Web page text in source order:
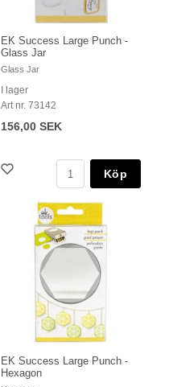
EK Success Large Punch -
Glass Jar
Glass Jar
I lager
Art nr. 73142
156,00 SEK
Köp
EK Success Large Punch -
Hexagon